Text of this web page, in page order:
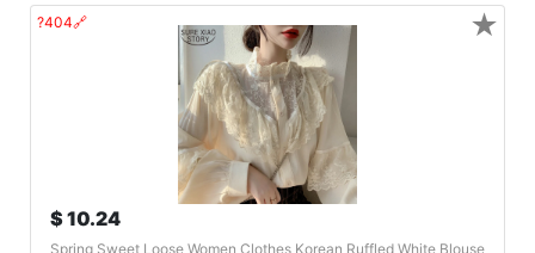
🔗404?
10.24 $
Spring Sweet Loose Women Clothes Korean Ruffled White Blouse
★